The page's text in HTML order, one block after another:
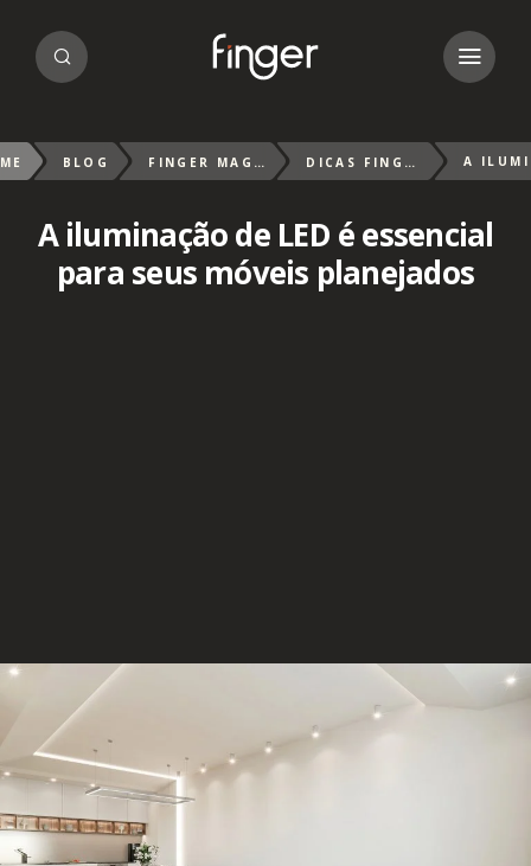
BLOG FINGER MAGAZIN DICAS FINGER
A iluminação de LED é essencial
para seus móveis planejados